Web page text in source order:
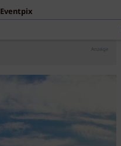
Eventpix
Anzeige